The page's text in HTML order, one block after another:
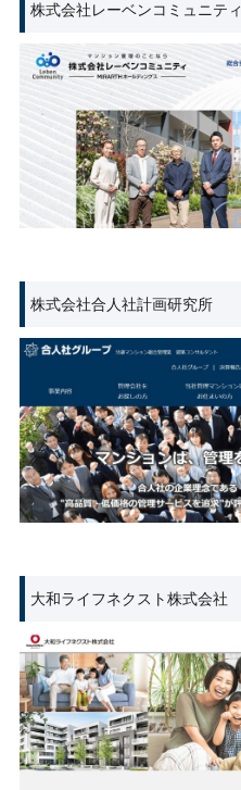
株式会社レーベンコミュニティ
株式会社合人社計画研究所
大和ライフネクスト株式会社